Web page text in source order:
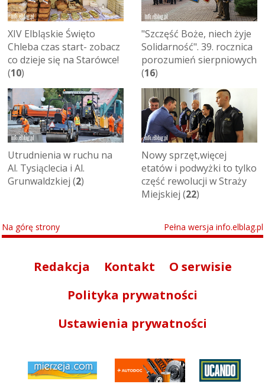
XIV Elbląskie Święto
Chleba czas start- zobacz
co dzieje się na Starówce!
(10)
"Szczęść Boże, niech żyje
Solidarność". 39. rocznica
porozumień sierpniowych
(16)
Utrudnienia w ruchu na
Al. Tysiąclecia i Al.
Grunwaldzkiej (2)
Nowy sprzęt,więcej
etatów i podwyżki to tylko
część rewolucji w Straży
Miejskiej (22)
Na górę strony Pełna wersja info.elblag.pl
Redakcja Kontakt
O serwisie
Polityka prywatności
Ustawienia prywatności